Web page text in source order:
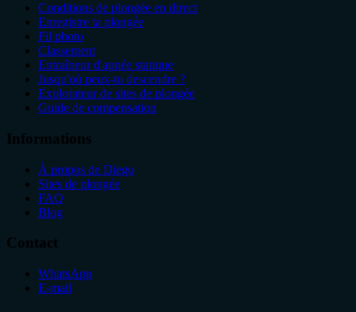
Conditions de plongée en direct
Enregistre ta plongée
Fil photo
Classement
Entraîneur d'apnée statique
Jusqu'où peux-tu descendre ?
Explorateur de sites de plongée
Guide de compensation
Informations
À propos de Diego
Sites de plongée
FAQ
Blog
Contact
WhatsApp
E-mail